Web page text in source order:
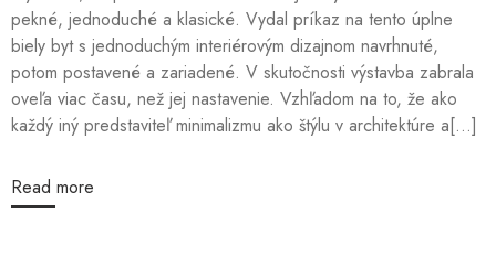
pekné, jednoduché a klasické. Vydal príkaz na tento úplne
biely byt s jednoduchým interiérovým dizajnom navrhnuté,
potom postavené a zariadené. V skutočnosti výstavba zabrala
oveľa viac času, než jej nastavenie. Vzhľadom na to, že ako
každý iný predstaviteľ minimalizmu ako štýlu v architektúre a[...]
Read more